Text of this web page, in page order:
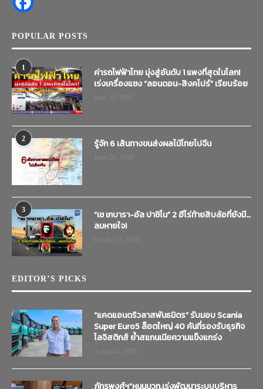
POPULAR POSTS
1
ค่ารถไฟฟ้าไทย มุ่งสู่อันดับ 1 แพงที่สุดในโลก!
เร่งเครื่องแซง “ลอนดอน-สิงคโปร์” เรียบร้อย
2 รู้จัก 6 เส้นทางขนส่งผลไม้ไทยไปจีน
3
“เช เกบารา-อัล ปาชิโน” 2 ฮีโร่ท้ายสิบล้อที่ยังมี…
ลมหายใจ!
EDITOR’S PICKS
“แคดแอนดริวลาสพันธมิตร” รับมอบ Scania
Super Euro5 ล็อตใหญ่ 40 คันที่รองรับธุรกิจ
โลจิสติกส์ ย้ำสแกนเนียความแข็งแกร่ง